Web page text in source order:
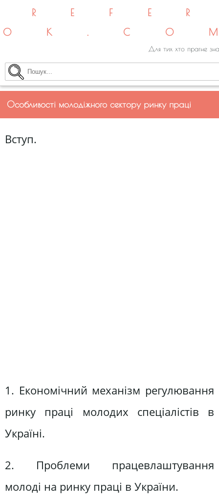
Для тих хто прагне
Особливості молодіжного сектору ринку праці
Вступ.
1. Економічний механізм регулювання
ринку праці молодих спеціалістів в
Україні.
2. Проблеми працевлаштування
молоді на ринку праці в України.